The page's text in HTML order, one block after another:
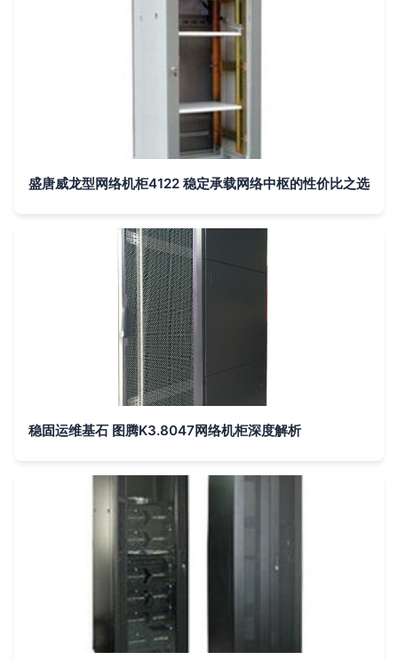
盛唐威龙型网络机柜4122 稳定承载网络中枢的性价比之选
稳固运维基石 图腾K3.8047网络机柜深度解析